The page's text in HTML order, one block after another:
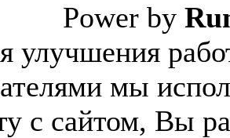
Power by
улучшения
мы
с сайтом, Вы